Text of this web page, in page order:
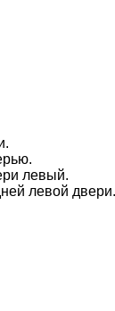
левый.
левой двери.